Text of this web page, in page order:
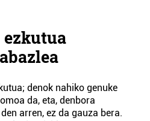
denok nahiko genuke
da, eta, denbora
arren, ez da gauza bera.